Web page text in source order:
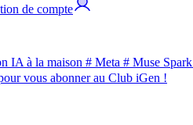
de compte
IA à la maison # Meta # Muse Spark
vous abonner au Club iGen !